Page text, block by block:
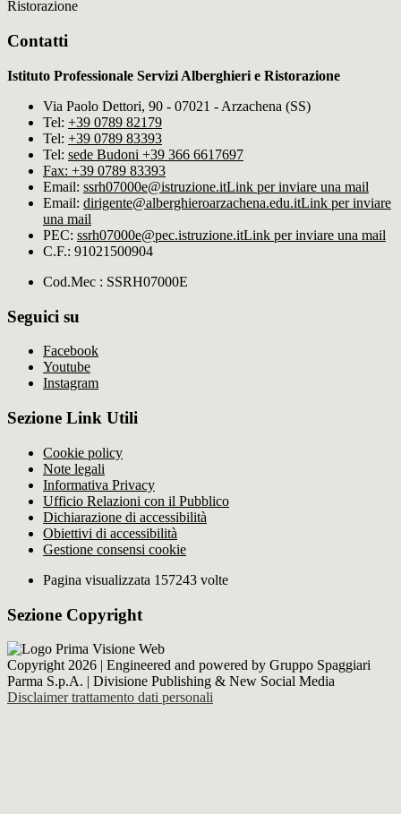
Ristorazione
Contatti
Istituto Professionale Servizi Alberghieri e Ristorazione
Via Paolo Dettori, 90 - 07021 - Arzachena (SS)
Tel: +39 0789 82179
Tel: +39 0789 83393
Tel: sede Budoni +39 366 6617697
Fax: +39 0789 83393
Email: ssrh07000e@istruzione.itLink per inviare una mail
Email: dirigente@alberghieroarzachena​.edu.itLink per inviare
una mail
PEC: ssrh07000e@pec.istruzione.itLink per inviare una mail
C.F.: 91021500904
Cod.Mec : SSRH07000E
Seguici su
Facebook
Youtube
Instagram
Sezione Link Utili
Cookie policy
Note legali
Informativa Privacy
Ufficio Relazioni con il Pubblico
Dichiarazione di accessibilità
Obiettivi di accessibilità
Gestione consensi cookie
Pagina visualizzata 157243 volte
Sezione Copyright
Copyright 2026 | Engineered and powered by Gruppo Spaggiari
Parma S.p.A. | Divisione Publishing & New Social Media
Disclaimer trattamento dati personali